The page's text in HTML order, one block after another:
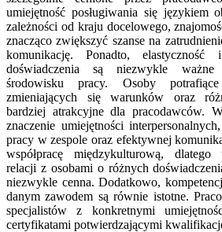
umiejętność posługiwania się językiem
zależności od kraju docelowego,
znacząco zwiększyć szanse na
komunikację. Ponadto,
doświadczenia są niezwykle
środowisku pracy. Osoby
zmieniających się warunków oraz
bardziej atrakcyjne dla pracodawców.
znaczenie umiejętności
pracy w zespole oraz efektywnej
współpracę międzykulturową, dlatego
relacji z osobami o różnych
niezwykle cenna. Dodatkowo,
danym zawodem są równie istotne.
specjalistów z konkretnymi
certyfikatami potwierdzającymi